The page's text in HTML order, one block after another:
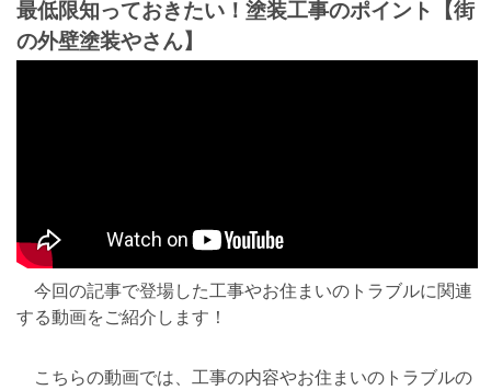
最低限知っておきたい！塗装工事のポイント【街
の外壁塗装やさん】
今回の記事で登場した工事やお住まいのトラブルに関連
する動画をご紹介します！
こちらの動画では、工事の内容やお住まいのトラブルの